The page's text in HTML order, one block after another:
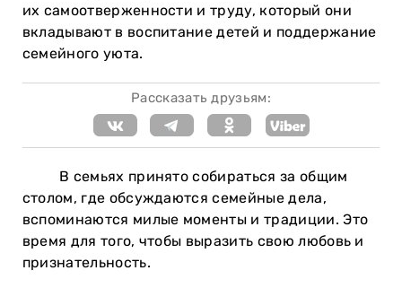
их самоотверженности и труду, который они
вкладывают в воспитание детей и поддержание
семейного уюта.
Рассказать друзьям:
В семьях принято собираться за общим
столом, где обсуждаются семейные дела,
вспоминаются милые моменты и традиции. Это
время для того, чтобы выразить свою любовь и
признательность.